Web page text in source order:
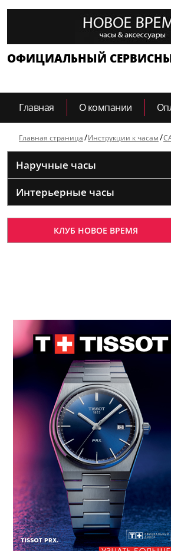
ОФИЦИАЛЬНЫЙ
Главная О компании
Главная страница Инструкции к часам
Наручные часы
Интерьерные часы
КЛУБ НОВОЕ ВРЕМЯ